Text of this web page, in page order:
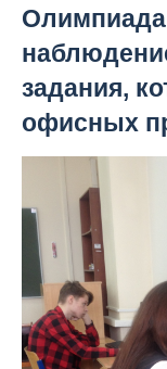
задания,
офисных